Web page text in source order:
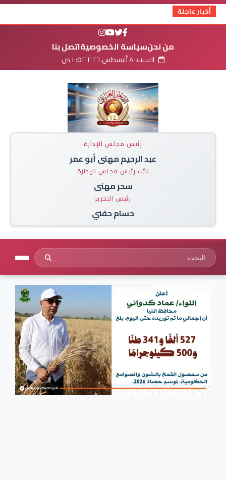
أخبار عاجلة
من نحنسياسة الخصوصيةاتصل بنا
السبت، ٨ أغسطس ٢٠٢٦ ١٠:٥٢ ص
رئيس مجلس الإدارة
عبد الرحيم مهنى أبو عمر
نائب رئيس مجلس الإدارة
سحر مهنى
رئيس التحرير
حسام حفني